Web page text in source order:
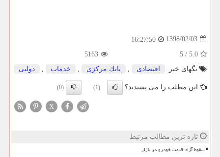
1398/02/03
16:27:50
5.0
/
5
5163
تگهای خبر:
اقتصادی , بانك مركزی , خدمات , دولتی
این مطلب را می پسندید؟ (1)
(0)
X
تازه ترین مطالب مرتبط
سقوط آزاد قیمت خودرو در بازار